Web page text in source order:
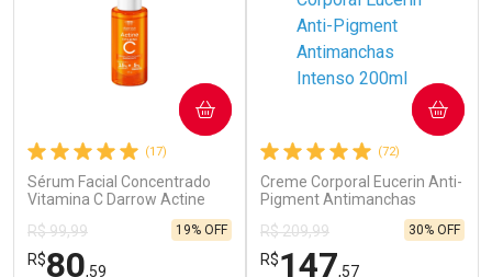
Ativar Desconto
Comprar sem Desconto
Comprar sem Desconto
(17)
Sérum Facial Concentrado
Vitamina C Darrow Actine
R$ 99,99
R$80,59
19% OFF
COMPRAR
(72)
Creme Corporal Eucerin Anti-
Pigment Antimanchas
R$ 209,99
R$147,57
30% OFF
COMPRAR